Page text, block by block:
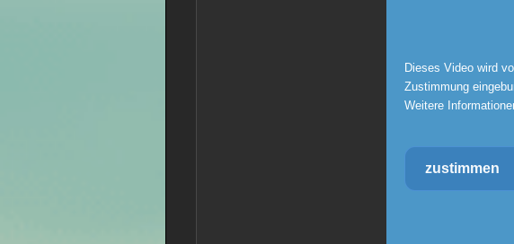
Dieses Video wird
Zustimmung
Weitere
zustimmen